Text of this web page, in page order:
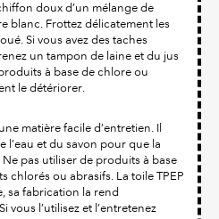
doux d’un mélange de
blanc. Frottez délicatement les
Si vous avez des taches
un tampon de laine et du jus
à base de chlore ou
le détériorer.
matière facile d’entretien. Il
l’eau et du savon pour que la
pas utiliser de produits à base
chlorés ou abrasifs. La toile TPEP
sa fabrication la rend
vous l’utilisez et l’entretenez